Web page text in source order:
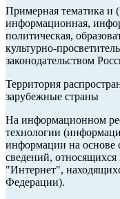
Примерная тематика и
информационная,
политическая,
культурно-
законодательством
Территория
зарубежные страны
На информационном
технологии
информации на основе
сведений, относящихся
"Интернет",
Федерации).